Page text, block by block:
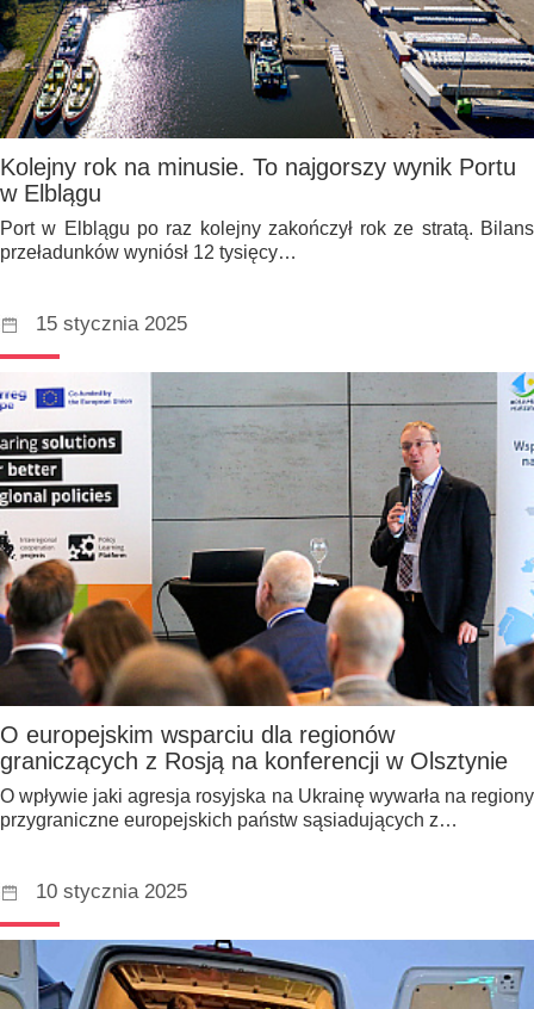
Kolejny rok na minusie. To najgorszy wynik Portu
w Elblągu
Port w Elblągu po raz kolejny zakończył rok ze stratą. Bilans
przeładunków wyniósł 12 tysięcy…
15 stycznia 2025
O europejskim wsparciu dla regionów
graniczących z Rosją na konferencji w Olsztynie
O wpływie jaki agresja rosyjska na Ukrainę wywarła na regiony
przygraniczne europejskich państw sąsiadujących z…
10 stycznia 2025